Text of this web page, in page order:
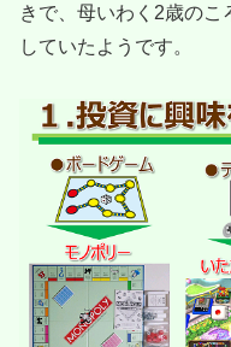
きで、母いわく2歳の
していたようです。